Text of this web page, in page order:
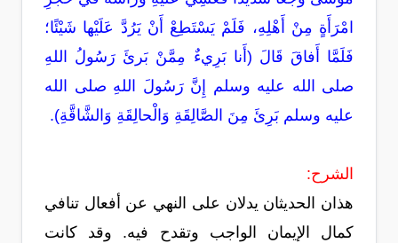
امْرَأَةٍ مِنْ أَهْلِهِ، فَلَمْ يَسْتَطِعْ أَنْ يَرُدَّ عَلَيْها شَيْئًا؛
فَلَمَّا أَفاقَ قَالَ (أَنا بَرِيءٌ مِمَّنْ بَرئَ رَسُولُ اللهِ
صلى الله عليه وسلم إِنَّ رَسُولَ اللهِ صلى الله
عليه وسلم بَرِئَ مِنَ الصَّالِقَةِ وَالْحالِقَةِ وَالشَّاقَّةِ).
الشرح:
هذان الحديثان يدلان على النهي عن أفعال تنافي
كمال الإيمان الواجب وتقدح فيه. وقد كانت